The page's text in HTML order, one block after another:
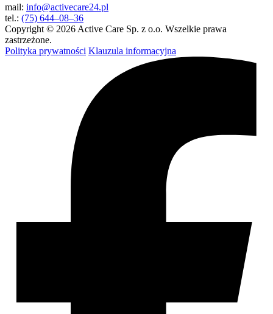
mail: info@activecare24.pl
tel.: (75) 644–08–36
Copyright © 2026 Active Care Sp. z o.o. Wszelkie prawa
zastrzeżone.
Polityka prywatności Klauzula informacyjna